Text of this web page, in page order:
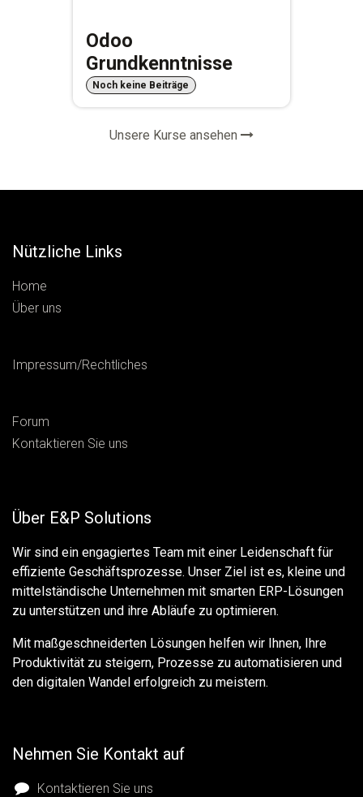
Odoo
Grundkenntnisse
Noch keine Beiträge
Unsere Kurse ansehen
Nützliche Links
Home
Über uns
Impressum/Rechtliches
Forum
Kontaktieren Sie uns
Über E&P Solutions
Wir sind ein engagiertes Team mit einer Leidenschaft für
effiziente Geschäftsprozesse. Unser Ziel ist es, kleine und
mittelständische Unternehmen mit smarten ERP-Lösungen
zu unterstützen und ihre Abläufe zu optimieren.
Mit maßgeschneiderten Lösungen helfen wir Ihnen, Ihre
Produktivität zu steigern, Prozesse zu automatisieren und
den digitalen Wandel erfolgreich zu meistern.
Nehmen Sie Kontakt auf
Kontaktieren Sie uns